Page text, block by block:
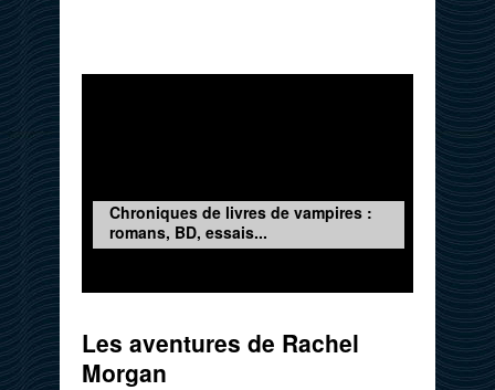
Chroniques de livres de vampires :
romans, BD, essais...
Les aventures de Rachel
Morgan